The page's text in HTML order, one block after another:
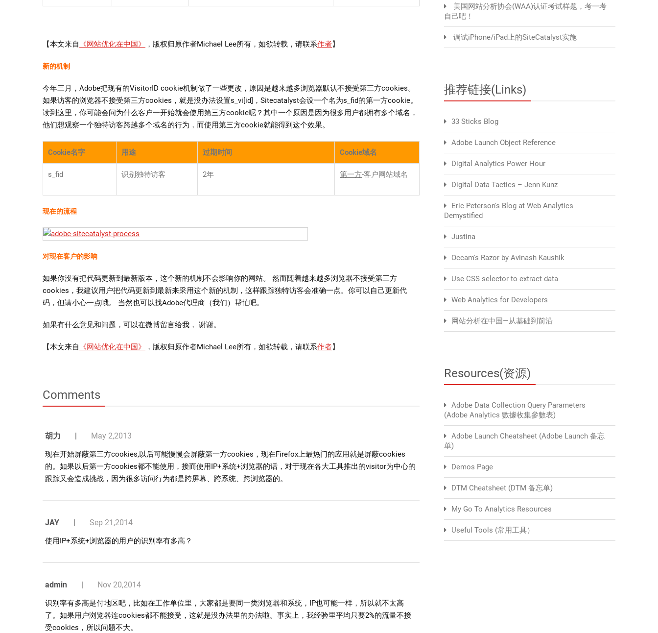
【本文来自 《网站优化在中国》 ，版权归原作者Michael Lee所有，如欲转载，请联系作者】
新的机制
今年三月，Adobe把现有的VisitorID cookie机制做了一些更改，原因是越来越多浏览器默认不接受第三方cookies。
如果访客的浏览器不接受第三方cookies，就是没办法设置s_vi[id]，Sitecatalyst会设一个名为s_fid的第一方cookie。
读到这里，你可能会问为什么客户一开始就会使用第三方cookie呢？其中一个原因是因为很多用户都拥有多个域名，
他们想观察一个独特访客跨越多个域名的行为，而使用第三方cookie就能得到这个效果。
Cookie名字 用途 过期时间 Cookie域名
s_fid 识别独特访客 2年 第一方-客户网站域名
现在的流程
对现在客户的影响
如果你没有把代码更新到最新版本，这个新的机制不会影响你的网站。 然而随着越来越多浏览器不接受第三方
cookies，我建议用户把代码更新到最新来采用这个新的机制，这样跟踪独特访客会准确一点。你可以自己更新代
码，但请小心一点哦。 当然也可以找Adobe代理商（我们）帮忙吧。
如果有什么意见和问题，可以在微博留言给我， 谢谢。
【本文来自 《网站优化在中国》 ，版权归原作者Michael Lee所有，如欲转载，请联系作者】
Comments
胡力 | May 2,2013
现在开始屏蔽第三方cookies,以后可能慢慢会屏蔽第一方cookies，现在Firefox上最热门的应用就是屏蔽cookies
的。如果以后第一方cookies都不能使用，接而使用IP+系统+浏览器的话，对于现在各大工具推出的visitor为中心的
跟踪又会造成挑战，因为很多访问行为都是跨屏幕、跨系统、跨浏览器的。
JAY | Sep 21,2014
使用IP+系统+浏览器的用户的识别率有多高？
admin | Nov 20,2014
识别率有多高是付地区吧，比如在工作单位里，大家都是要同一类浏览器和系统，IP也可能一样，所以就不太高
了。如果用户浏览器连cookies都不能接受，这就是没办法里的办法啦。事实上，我经验里平均只要2%的流量不接
受cookies，所以问题不大。
美国网站分析协会(WAA)认证考试样题，考一考
自己吧！
调试iPhone/iPad上的SiteCatalyst实施
推荐链接(Links)
33 Sticks Blog
Adobe Launch Object Reference
Digital Analytics Power Hour
Digital Data Tactics – Jenn Kunz
Eric Peterson's Blog at Web Analytics
Demystified
Justina
Occam's Razor by Avinash Kaushik
Use CSS selector to extract data
Web Analytics for Developers
网站分析在中国—从基础到前沿
Resources(资源)
Adobe Data Collection Query Parameters
(Adobe Analytics 數據收集參數表)
Adobe Launch Cheatsheet (Adobe Launch 备忘
单)
Demos Page
DTM Cheatsheet (DTM 备忘单)
My Go To Analytics Resources
Useful Tools (常用工具）